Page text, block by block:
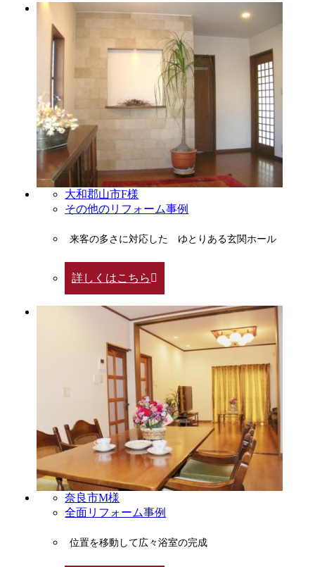
大和郡山市F様
その他のリフォーム事例
来客の多さに対応した ゆとりある玄関ホール
詳しくはこちら
奈良市M様
全面リフォーム事例
位置を移動して広々浴室の完成